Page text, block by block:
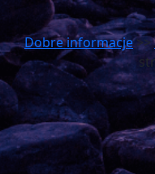
Dobre informacje>>